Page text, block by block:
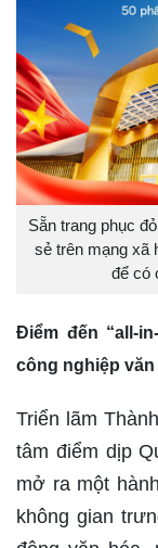
Sẵn trang phục
sẻ trên mạng xã
để có
Điểm đến “all-
công nghiệp văn
Triển lãm
tâm điểm dịp
mở ra một
không gian